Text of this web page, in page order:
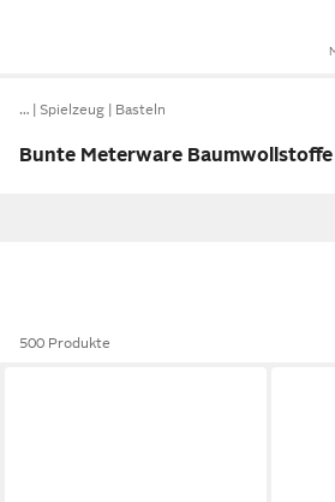
… Spielzeug Basteln
Bunte Meterware Baumwollstoffe
500 Produkte